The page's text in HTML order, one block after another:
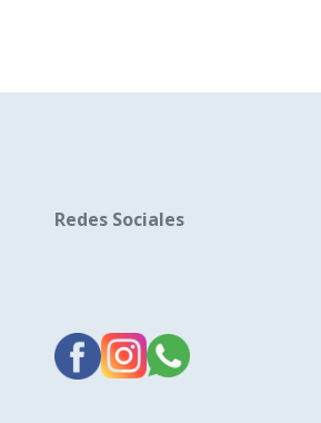
se
Redes Sociales